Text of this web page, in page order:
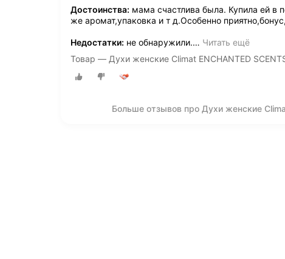
Достоинства: мама счастлива была. Купила ей в
же аромат,упаковка и т д.Особенно
Недостатки: не обнаружили.… Читать ещё
Товар — Духи женские Climat ENCHANTED
Больше отзывов про Духи женские